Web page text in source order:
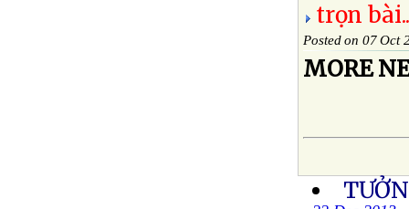
trọn
Posted on 07 Oct
MORE